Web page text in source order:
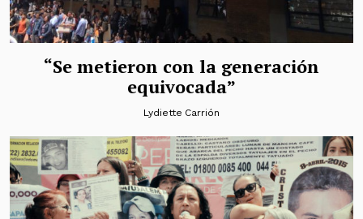
“Se metieron con la generación
equivocada”
Lydiette Carrión